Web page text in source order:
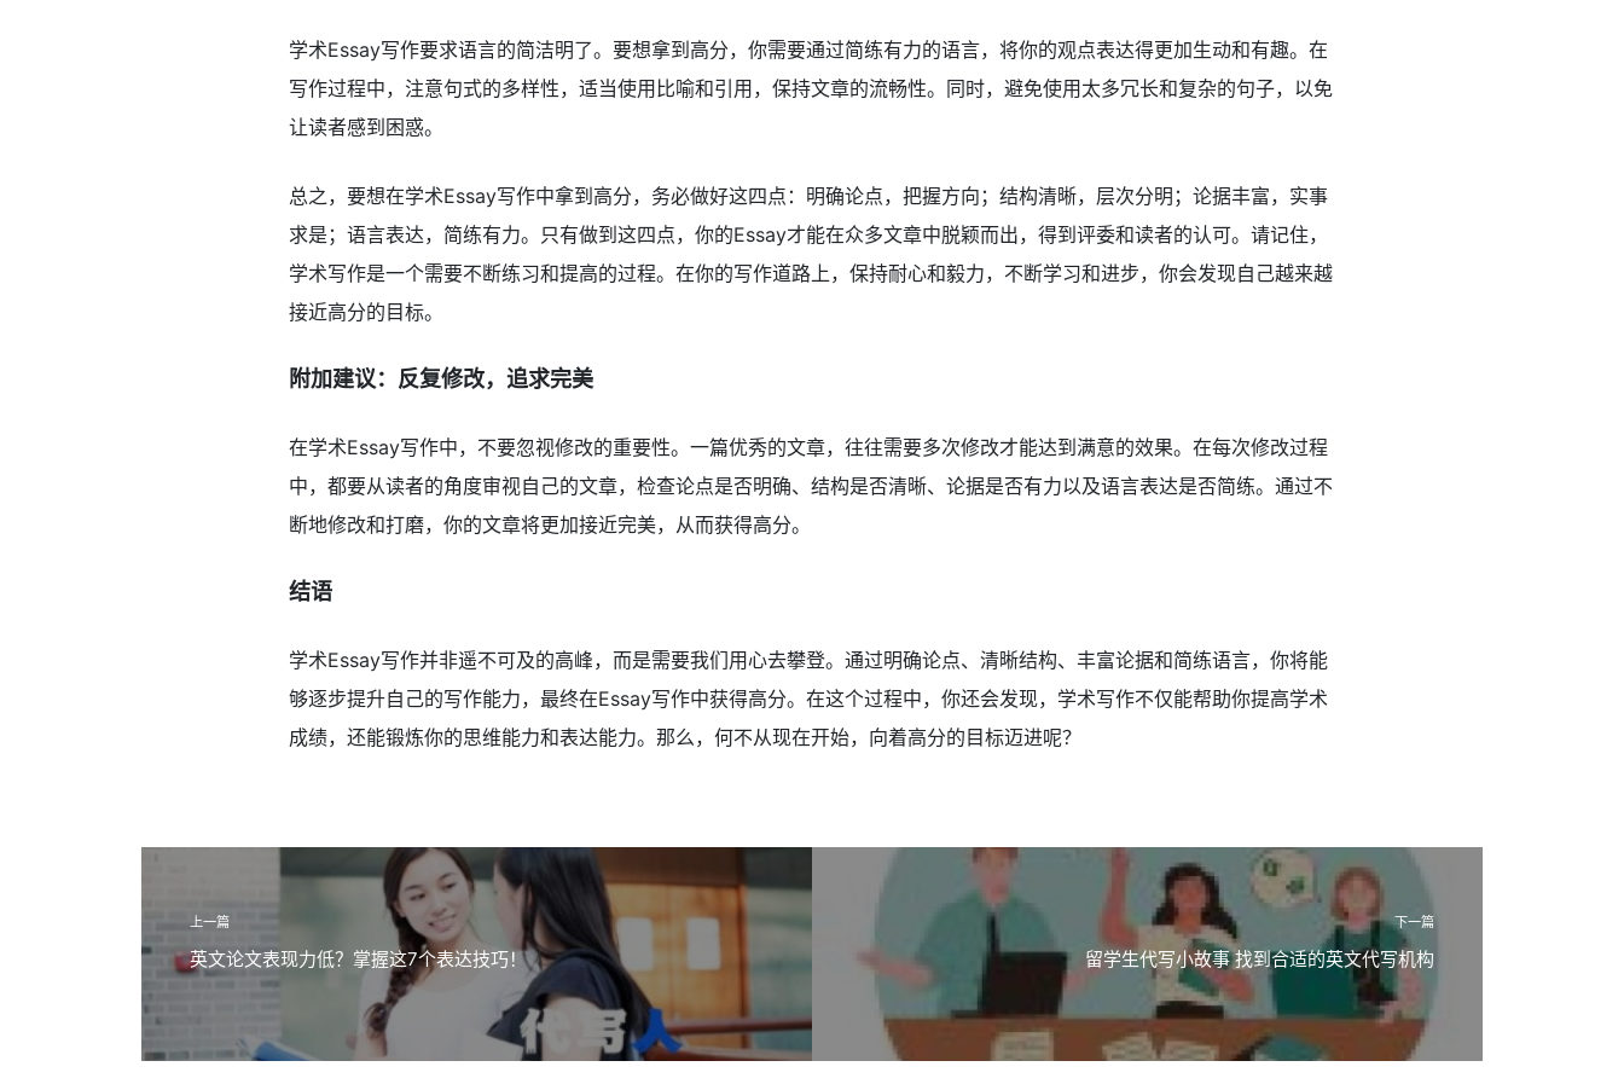
学术Essay写作要求语言的简洁明了。要想拿到高分，你需要通过简练有力的语言，将你的观点表达得更加生动和有趣。在
写作过程中，注意句式的多样性，适当使用比喻和引用，保持文章的流畅性。同时，避免使用太多冗长和复杂的句子，以免
让读者感到困惑。
总之，要想在学术Essay写作中拿到高分，务必做好这四点：明确论点，把握方向；结构清晰，层次分明；论据丰富，实事
求是；语言表达，简练有力。只有做到这四点，你的Essay才能在众多文章中脱颖而出，得到评委和读者的认可。请记住，
学术写作是一个需要不断练习和提高的过程。在你的写作道路上，保持耐心和毅力，不断学习和进步，你会发现自己越来越
接近高分的目标。
附加建议：反复修改，追求完美
在学术Essay写作中，不要忽视修改的重要性。一篇优秀的文章，往往需要多次修改才能达到满意的效果。在每次修改过程
中，都要从读者的角度审视自己的文章，检查论点是否明确、结构是否清晰、论据是否有力以及语言表达是否简练。通过不
断地修改和打磨，你的文章将更加接近完美，从而获得高分。
结语
学术Essay写作并非遥不可及的高峰，而是需要我们用心去攀登。通过明确论点、清晰结构、丰富论据和简练语言，你将能
够逐步提升自己的写作能力，最终在Essay写作中获得高分。在这个过程中，你还会发现，学术写作不仅能帮助你提高学术
成绩，还能锻炼你的思维能力和表达能力。那么，何不从现在开始，向着高分的目标迈进呢？
上一篇
英文论文表现力低？掌握这7个表达技巧！
下一篇
留学生代写小故事 找到合适的英文代写机构